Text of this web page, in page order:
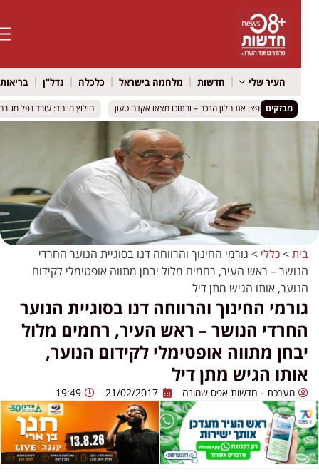
העיר שלי חדשות מלחמה בישראל כלכלה נדל"ן בריאות
מבזקים
ניפצו את חלון הרכב – ובתוכו מצאו אקדח טעון
ניפצו את חלון הרכב – ובתוכו מצאו אקדח טעון חילוץ מיוחד: עובד נפל מגובה באתר
חילוץ מיוחד: עובד נפל מגובה באתר
>כללי>גורמי החינוך והרווחה דנו בסוגיית הנוער החרדי
– ראש העיר, רחמים מלול יבחן מתווה אופטימלי לקידום
אותו הגיש מתן דיל
החינוך והרווחה דנו בסוגיית הנוער
הנושר – ראש העיר, רחמים מלול
מתווה אופטימלי לקידום הנוער,
הגיש מתן דיל
מערכת - חדשות אפס שמונה 21/02/2017
19:49